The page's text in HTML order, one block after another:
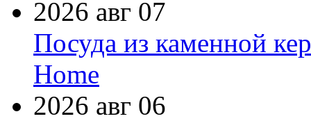
2026 авг 07
Посуда из каменной
Home
2026 авг 06